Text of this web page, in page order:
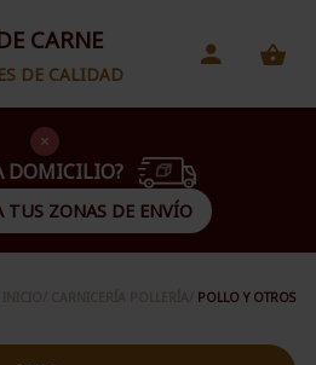
CARNE
DE CALIDAD
DOMICILIO?
TUS ZONAS DE ENVÍO
POLLO Y OTROS